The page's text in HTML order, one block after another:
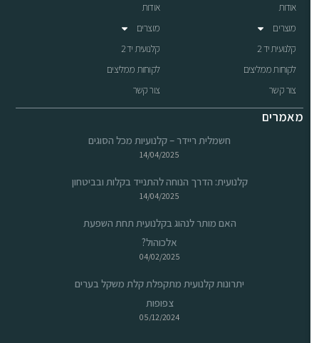
אודות
מוצרים
קלנועית יד 2
לקוחות ממליצים
צור קשר
אודות
מוצרים
קלנועית יד 2
לקוחות ממליצים
צור קשר
מאמרים
חשמלית ריידר – קלנועיות מכל הסוגים
14/04/2025
קלנועית: הדרך הנוחה להתנייד בקלות ובביטחון
14/04/2025
האם מותר לנהוג בקלנועית תחת השפעת
אלכוהול?
04/02/2025
יתרונות קלנועית מתקפלת קלת משקל בערים
צפופות
05/12/2024